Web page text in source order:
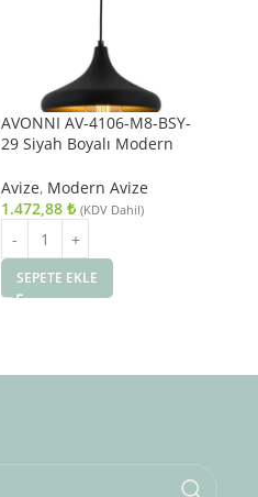
AVONNI AV-4106-M8-BSY-
29 Siyah Boyalı Modern
Avize, Modern Avize
1.472,88₺ (KDV Dahil)
SEPETE EKLE